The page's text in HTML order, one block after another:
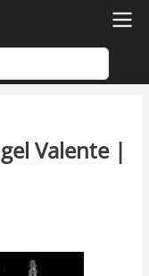
Valente |